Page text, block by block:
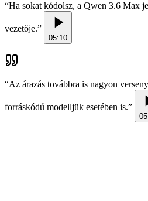
“Ha sokat kódolsz, a Qwen 3.6 Max
vezetője.”
05:10
“Az árazás továbbra is nagyon
forráskódú modelljük esetében is.”